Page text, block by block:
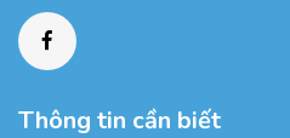
Thông tin cần biết